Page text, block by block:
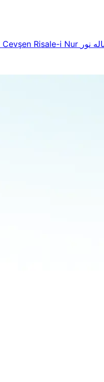
Cevşen Risale-i Nur